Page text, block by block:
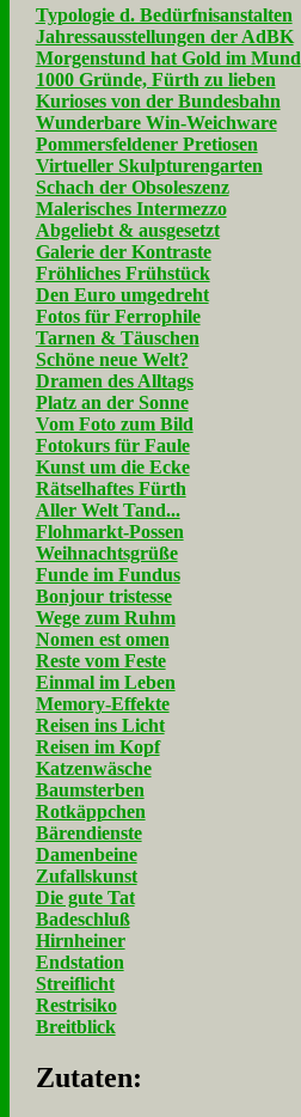
Typologie d. Bedürfnisanstalten
Jahressausstellungen der AdBK
Morgenstund hat Gold im Mund
1000 Gründe, Fürth zu lieben
Kurioses von der Bundesbahn
Wunderbare Win-Weichware
Pommersfeldener Pretiosen
Virtueller Skulpturengarten
Schach der Obsoleszenz
Malerisches Intermezzo
Abgeliebt & ausgesetzt
Galerie der Kontraste
Fröhliches Frühstück
Den Euro umgedreht
Fotos für Ferrophile
Tarnen & Täuschen
Schöne neue Welt?
Dramen des Alltags
Platz an der Sonne
Vom Foto zum Bild
Fotokurs für Faule
Kunst um die Ecke
Rätselhaftes Fürth
Aller Welt Tand...
Flohmarkt-Possen
Weihnachtsgrüße
Funde im Fundus
Bonjour tristesse
Wege zum Ruhm
Nomen est omen
Reste vom Feste
Einmal im Leben
Memory-Effekte
Reisen ins Licht
Reisen im Kopf
Katzenwäsche
Baumsterben
Rotkäppchen
Bärendienste
Damenbeine
Zufallskunst
Die gute Tat
Badeschluß
Hirnheiner
Endstation
Streiflicht
Restrisiko
Breitblick
Zu­ta­ten: